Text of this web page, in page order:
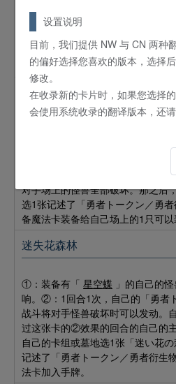
地选最多2只怪兽特殊召唤（同名
从自己的手牌或墓地选1张记述了
物」这个衍生物名的装备魔法卡装
的怪兽。用这个效果特殊召唤的怪
雷电释放
クン／勇者衍生物」存在的场合，
记述了「勇者トークン／勇者衍生
的怪兽为对象发动。将拥有那只怪
对手场上的怪兽全部破坏。那之后
选1张记述了「勇者トークン／勇
备魔法卡装备给自己场上的1只可以
迷失花森林
①：装备有「 星空蝶 」的自己的
响。②：1回合1次，自己的「勇者
战斗将对手怪兽破坏时可以发动。
过这张卡的②效果的回合的自己的
自己的卡组或墓地选1张「迷い花の
记述了「勇者トークン／勇者衍生
法卡加入手牌。
设置说明
目前，我们提供 NW 与 CN 两种
的偏好选择您喜欢的版本，选择
修改。
在收录新的卡片时，如果您选择
会使用系统收录的翻译版本，还请